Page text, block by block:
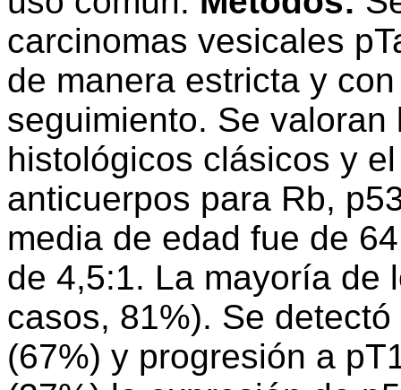
carcinomas vesicales
de manera estricta y
seguimiento. Se
histológicos clásicos y
anticuerpos para Rb,
media de edad fue de
de 4,5:1. La mayoría de
casos, 81%). Se
(67%) y progresión a